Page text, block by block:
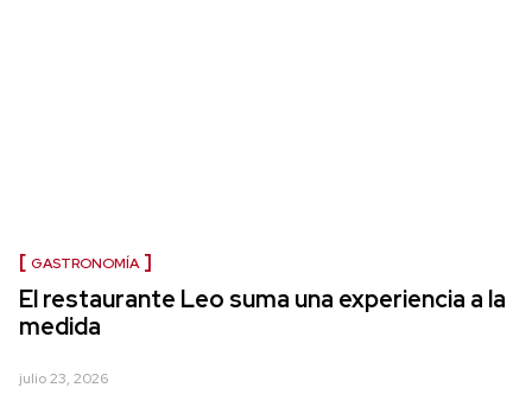
GASTRONOMÍA
El restaurante Leo suma una experiencia a la
medida
julio 23, 2026